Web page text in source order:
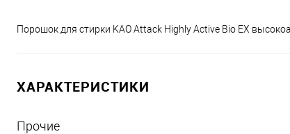
Порошок для стирки KAO Attack Highly Active Bio EX
ХАРАКТЕРИСТИКИ
Прочие